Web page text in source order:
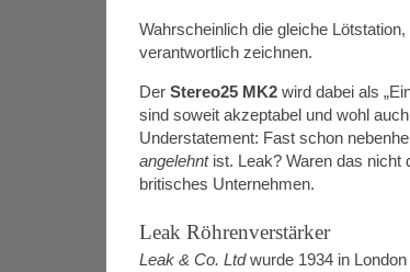
Wahrscheinlich die gleiche Lötstation,
verantwortlich zeichnen.
Der Stereo25 MK2 wird dabei als
sind soweit akzeptabel und wohl
Understatement: Fast schon
angelehntist. Leak? Waren das nicht
britisches Unternehmen.
Leak Röhrenverstärker
Leak & Co. Ltdwurde 1934 in London